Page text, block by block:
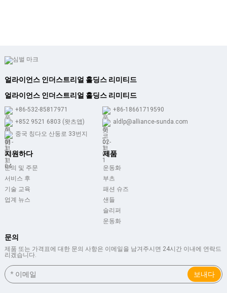
얼라이언스 인더스트리얼 홀딩스 리미티드
얼라이언스 인더스트리얼 홀딩스 리미티드
+86-532-85817971
+86-18661719590
+852 9521 6803 (왓츠앱)
aldlp@alliance-sunda.com
중국 칭다오 산둥로 33번지
지원하다
문의 및 주문
서비스 후
기술 교육
업계 뉴스
제품
운동화
부츠
패션 슈즈
샌들
슬리퍼
운동화
문의
제품 또는 가격표에 대한 문의 사항은 이메일을 남겨주시면 24시간 이내에 연락드
리겠습니다.
보내다